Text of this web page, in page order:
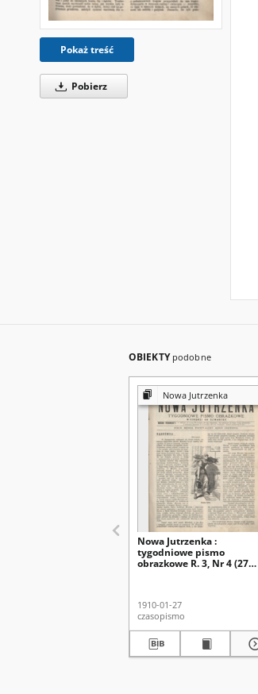
Pokaż treść
Pobierz
OBIEKTY podobne
Nowa Jutrzenka
Nowa Jutrzenka :
tygodniowe pismo
obrazkowe R. 3, Nr 4 (27
1910-01-27
czasopismo